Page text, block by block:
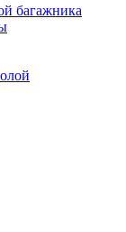
багажника